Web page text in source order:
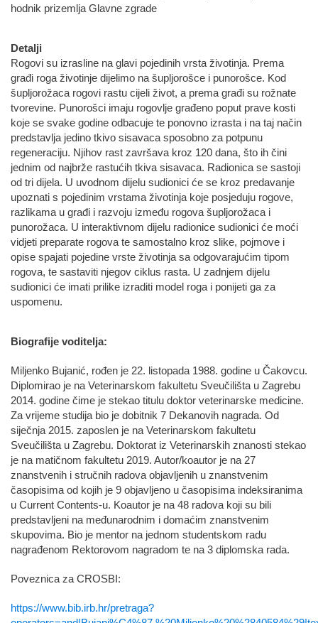
hodnik prizemlja Glavne zgrade
Detalji
Rogovi su izrasline na glavi pojedinih vrsta životinja. Prema
građi roga životinje dijelimo na šupljorošce i punorošce. Kod
šupljorožaca rogovi rastu cijeli život, a prema građi su rožnate
tvorevine. Punorošci imaju rogovlje građeno poput prave kosti
koje se svake godine odbacuje te ponovno izrasta i na taj način
predstavlja jedino tkivo sisavaca sposobno za potpunu
regeneraciju. Njihov rast završava kroz 120 dana, što ih čini
jednim od najbrže rastućih tkiva sisavaca. Radionica se sastoji
od tri dijela. U uvodnom dijelu sudionici će se kroz predavanje
upoznati s pojedinim vrstama životinja koje posjeduju rogove,
razlikama u građi i razvoju između rogova šupljorožaca i
punorožaca. U interaktivnom dijelu radionice sudionici će moći
vidjeti preparate rogova te samostalno kroz slike, pojmove i
opise spajati pojedine vrste životinja sa odgovarajućim tipom
rogova, te sastaviti njegov ciklus rasta. U zadnjem dijelu
sudionici će imati prilike izraditi model roga i ponijeti ga za
uspomenu.
Biografije voditelja:
Miljenko Bujanić, rođen je 22. listopada 1988. godine u Čakovcu.
Diplomirao je na Veterinarskom fakultetu Sveučilišta u Zagrebu
2014. godine čime je stekao titulu doktor veterinarske medicine.
Za vrijeme studija bio je dobitnik 7 Dekanovih nagrada. Od
siječnja 2015. zaposlen je na Veterinarskom fakultetu
Sveučilišta u Zagrebu. Doktorat iz Veterinarskih znanosti stekao
je na matičnom fakultetu 2019. Autor/koautor je na 27
znanstvenih i stručnih radova objavljenih u znanstvenim
časopisima od kojih je 9 objavljeno u časopisima indeksiranima
u Current Contents-u. Koautor je na 48 radova koji su bili
predstavljeni na međunarodnim i domaćim znanstvenim
skupovima. Bio je mentor na jednom studentskom radu
nagrađenom Rektorovom nagradom te na 3 diplomska rada.
Poveznica za CROSBI:
https://www.bib.irb.hr/pretraga?